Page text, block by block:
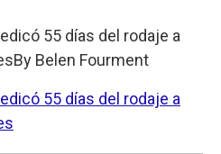
55 días del rodaje a
By Belen Fourment
55 días del rodaje a